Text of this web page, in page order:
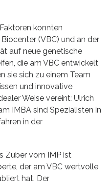
konnten
(VBC) und an der
auf neue genetische
die am VBC entwickelt
sie sich zu einem Team
und innovative
Weise vereint: Ulrich
IMBA sind Spezialisten in
in der
Zuber vom IMP ist
der am VBC wertvolle
hat. Der